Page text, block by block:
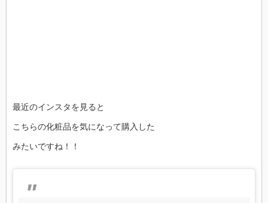
最近のインスタを見ると
こちらの化粧品を気になって購入した
みたいですね！！